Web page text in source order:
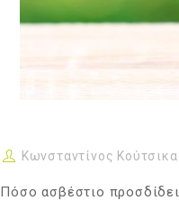
Κωνσταντίνος
Πόσο ασβέστιο